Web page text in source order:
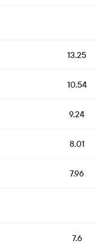
13.25
10.54
9.24
8.01
7.96
7.6